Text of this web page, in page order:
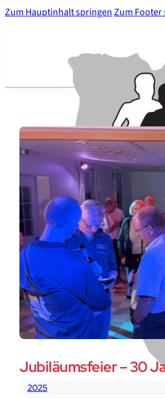
Zum Hauptinhalt springenZum Footer
Jubiläumsfeier – 30
2025